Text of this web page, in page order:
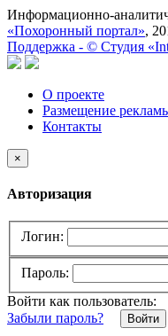
Информационно-
«Похоронный портал»,
Поддержка - © Cтудия
О проекте
Размещение
Контакты
×
Авторизация
Логин:
Пароль:
Войти как пользователь:
Забыли пароль?